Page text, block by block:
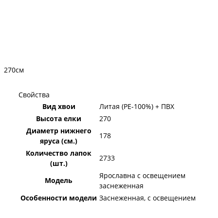
270см
Свойства
Вид хвои
Литая (PE-100%) + ПВХ
Высота елки
270
Диаметр нижнего
яруса (см.)
178
Количество лапок
(шт.)
2733
Модель
Ярославна с освещением
заснеженная
Особенности модели Заснеженная, с освещением